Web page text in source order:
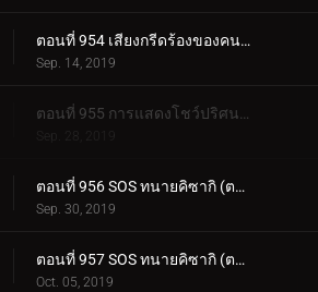
ตอนที่ 954 เสียงกรีดร้องของคนร้ายตัวจริง
Sep. 14, 2019
ตอนที่ 955 การแสดงโชว์ปริศนาในห้องที่ถูกล็อก
Sep. 28, 2019
ตอนที่ 956 SOS ทนายคิซากิ (ตอนแรก)
Sep. 30, 2019
ตอนที่ 957 SOS ทนายคิซากิ (ตอนจบ)
Oct. 05, 2019